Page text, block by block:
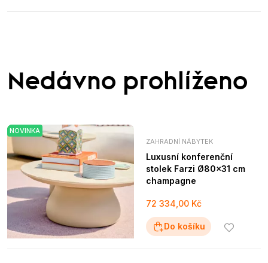
Nedávno prohlíženo
NOVINKA
ZAHRADNÍ NÁBYTEK
Luxusní konferenční
stolek Farzi Ø80x31 cm
champagne
72 334,00 Kč
Do košíku